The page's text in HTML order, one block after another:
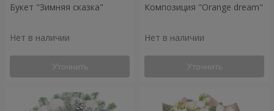
Букет "Зимняя сказка"
Нет в наличии
Уточнить
Композиция "Orange dream"
Нет в наличии
Уточнить